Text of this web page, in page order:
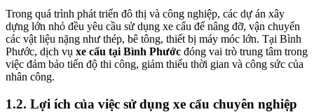
Trong quá trình phát triển đô thị và công nghiệp, các dự án xây
dựng lớn nhỏ đều yêu cầu sử dụng xe cẩu để nâng đỡ, vận chuyển
các vật liệu nặng như thép, bê tông, thiết bị máy móc lớn. Tại Bình
Phước, dịch vụ xe cẩu tại Bình Phước đóng vai trò trung tâm trong
việc đảm bảo tiến độ thi công, giảm thiểu thời gian và công sức của
nhân công.
1.2. Lợi ích của việc sử dụng xe cẩu chuyên nghiệp